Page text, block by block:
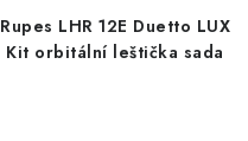
Rupes LHR 12E Duetto LUX
Kit orbitální leštička sada